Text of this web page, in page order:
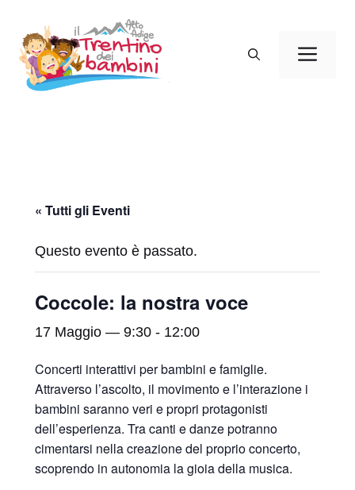
contenuto
« Tutti gli Eventi
Questo evento è passato.
Coccole: la nostra voce
17 Maggio — 9:30 - 12:00
Concerti interattivi per bambini e famiglie.
Attraverso l’ascolto, il movimento e l’interazione i
bambini saranno veri e propri protagonisti
dell’esperienza. Tra canti e danze potranno
cimentarsi nella creazione del proprio concerto,
scoprendo in autonomia la gioia della musica.